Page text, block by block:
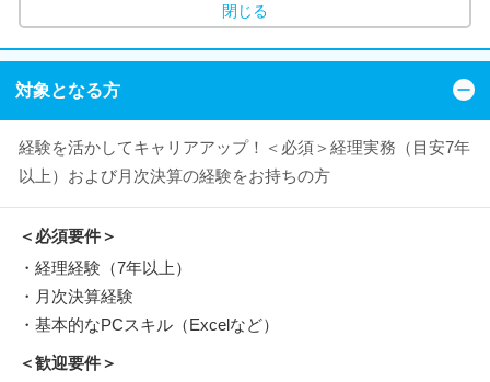
閉じる
対象となる方
経験を活かしてキャリアアップ！＜必須＞経理実務（目安7年
以上）および月次決算の経験をお持ちの方
＜必須要件＞
・経理経験（7年以上）
・月次決算経験
・基本的なPCスキル（Excelなど）
＜歓迎要件＞